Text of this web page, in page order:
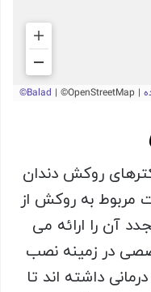
روکش دندان
مربوط به روکش از
آن را ارائه می
در زمینه نصب
داشته اند تا